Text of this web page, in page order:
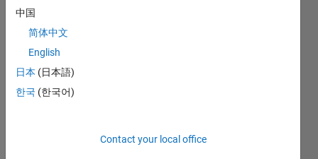
CONTRIBUTIONS
中国
简体中文
English
日本 (日本語)
한국 (한국어)
Contact your local office